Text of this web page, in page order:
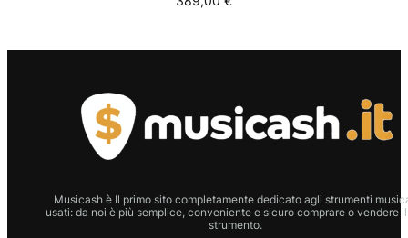
Musicash è Il primo sito completamente dedicato agli strumenti
usati: da noi è più semplice, conveniente e sicuro comprare o vendere
strumento.